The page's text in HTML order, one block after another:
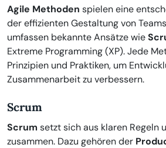
Agile Methoden spielen eine
der effizienten Gestaltung von
umfassen bekannte Ansätze wie
Extreme Programming (XP). Jede
Prinzipien und Praktiken, um
Zusammenarbeit zu verbessern.
Scrum
Scrum setzt sich aus klaren Regeln
zusammen. Dazu gehören der